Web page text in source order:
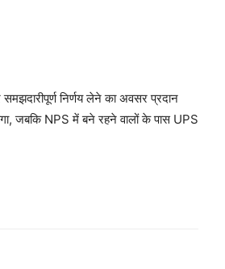
निर्णय लेने का अवसर प्रदान
जबकि NPS में बने रहने वालों के पास UPS